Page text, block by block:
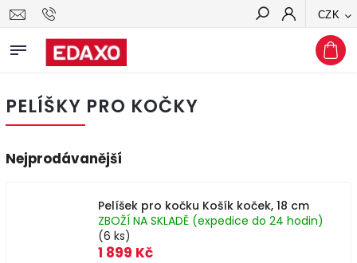
CZK
Hledat
PELÍŠKY PRO KOČKY
Nejprodávanější
Pelíšek pro kočku Košík koček, 18 cm
ZBOŽÍ NA SKLADĚ (expedice do 24 hodin)
(6 ks)
1 899 Kč